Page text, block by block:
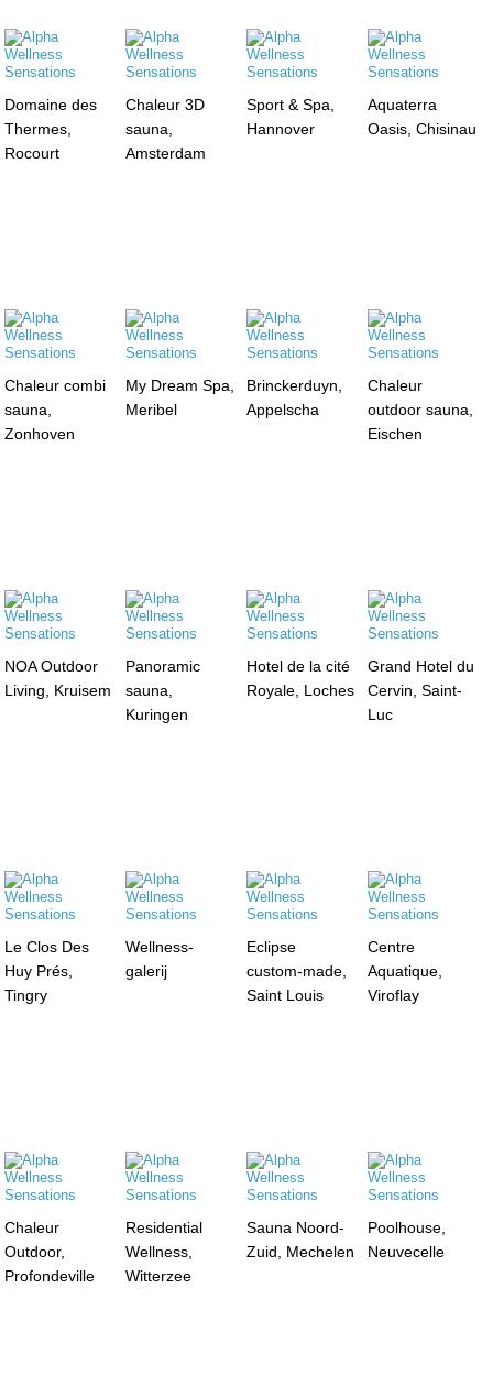
Domaine des
Thermes,
Rocourt
Chaleur 3D
sauna,
Amsterdam
Sport & Spa,
Hannover
Aquaterra
Oasis, Chisinau
Chaleur combi
sauna,
Zonhoven
My Dream Spa,
Meribel
Brinckerduyn,
Appelscha
Chaleur
outdoor sauna,
Eischen
NOA Outdoor
Living, Kruisem
Panoramic
sauna,
Kuringen
Hotel de la cité
Royale, Loches
Grand Hotel du
Cervin, Saint-
Luc
Le Clos Des
Huy Prés,
Tingry
Wellness-
galerij
Eclipse
custom-made,
Saint Louis
Centre
Aquatique,
Viroflay
Chaleur
Outdoor,
Profondeville
Residential
Wellness,
Witterzee
Sauna Noord-
Zuid, Mechelen
Poolhouse,
Neuvecelle